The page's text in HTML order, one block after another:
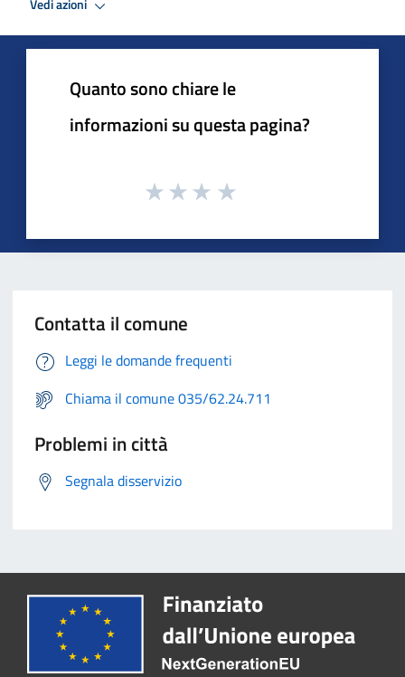
Vedi azioni
Quanto sono chiare le
informazioni su questa pagina?
Contatta il comune
Leggi le domande frequenti
Chiama il comune 035/62.24.711
Problemi in città
Segnala disservizio